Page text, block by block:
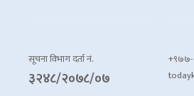
सूचना विभाग दर्ता नं.
३२४८/२०७८/०७
+९७७-